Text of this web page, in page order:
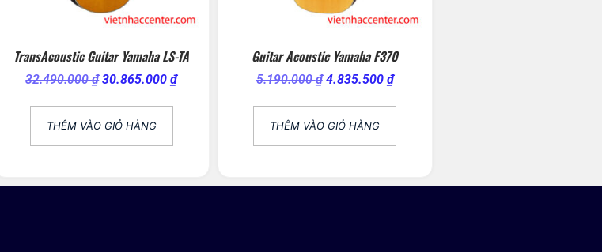
TransAcoustic Guitar Yamaha LS-TA
32.490.000₫ 30.865.000₫
THÊM VÀO GIỎ HÀNG
Guitar Acoustic Yamaha F370
5.190.000₫ 4.835.500 ₫
THÊM VÀO GIỎ HÀNG